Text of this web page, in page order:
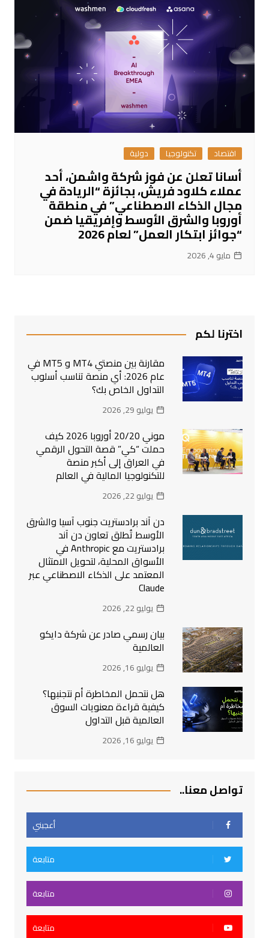
اقتصاد تكنولوجيا دولية
أسانا تعلن عن فوز شركة واشمن، أحد
عملاء كلاود فريش، بجائزة “الريادة في
مجال الذكاء الاصطناعي” في منطقة
أوروبا والشرق الأوسط وإفريقيا ضمن
“جوائز ابتكار العمل” لعام 2026
مايو 4, 2026
اخترنا لكم
مقارنة بين منصتي MT4 و MT5 في
عام 2026: أي منصة تناسب أسلوب
التداول الخاص بك؟
يوليو 29, 2026
موني 20/20 أوروبا 2026 كيف
حملت “كي” قصة التحول الرقمي
في العراق إلى أكبر منصة
للتكنولوجيا المالية في العالم
يوليو 22, 2026
دن آند برادستريت جنوب آسيا والشرق
الأوسط تُطلق تعاون دن آند
برادستريت مع Anthropic في
الأسواق المحلية، لتحويل الامتثال
المعتمد على الذكاء الاصطناعي عبر
Claude
يوليو 22, 2026
بيان رسمي صادر عن شركة دايكو
العالمية
يوليو 16, 2026
هل نتحمل المخاطرة أم نتجنبها؟
كيفية قراءة معنويات السوق
العالمية قبل التداول
يوليو 16, 2026
تواصل معنا..
أعجبني
متابعة
متابعة
متابعة